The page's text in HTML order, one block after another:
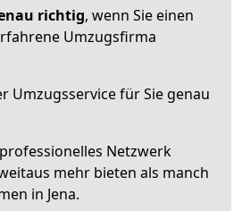
richtig, wenn Sie einen
Umzugsfirma
Umzugsservice für Sie genau
Netzwerk
mehr bieten als manch
in Jena.